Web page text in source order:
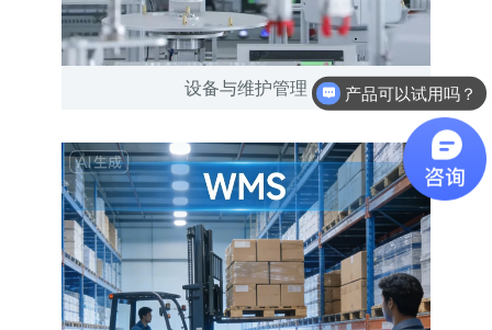
设备与维护管理 产品可以试用吗？